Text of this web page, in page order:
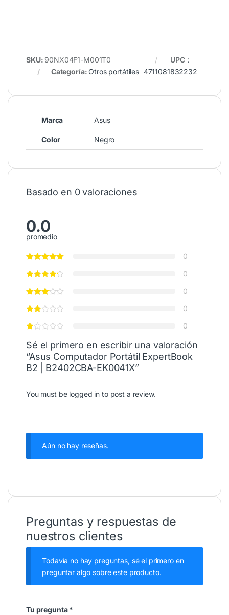
SKU: 90NX04F1-M001T0
Categoría:Otros portátiles
UPC :
4711081832232
Marca Asus
Color Negro
Basado en 0 valoraciones
0.0
promedio
0
0
0
0
0
Sé el primero en escribir una valoración
“Asus Computador Portátil ExpertBook
B2 | B2402CBA-EK0041X”
You must be logged in to post a review.
Aún no hay reseñas.
Preguntas y respuestas de
nuestros clientes
Todavía no hay preguntas, sé el primero en
preguntar algo sobre este producto.
Tu pregunta*